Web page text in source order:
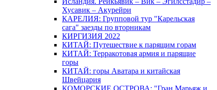
Хусавик – Акурейри
КАРЕЛИЯ: Групповой тур "Карельская
сага" заезды по вторникам
КИРГИЗИЯ 2022
КИТАЙ: Путешествие к парящим горам
КИТАЙ: Терракотовая армия и парящие
горы
КИТАЙ: горы Аватара и китайская
Швейцария
КОМОРСКИЕ ОСТРОВА: "Гран Марьяж и